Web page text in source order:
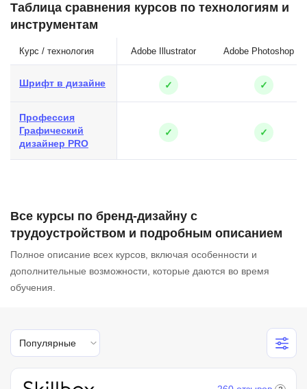
Таблица сравнения курсов по технологиям и
инструментам
Курс / технология Adobe Illustrator Adobe Photoshop
Шрифт в дизайне ✓ ✓
Профессия
Графический
дизайнер PRO
✓ ✓
Все курсы по бренд-дизайну с
трудоустройством и подробным описанием
Полное описание всех курсов, включая особенности и
дополнительные возможности, которые даются во время
обучения.
Популярные